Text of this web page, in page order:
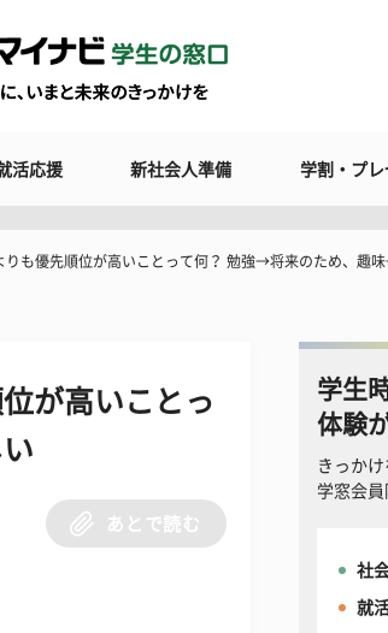
活応援 新社会人準備 学割・プレ
りも優先順位が高いことって何？ 勉強→将来のため、趣
が高いことっ
あとで読む
学生
体験
きっか
学窓会員
社
就